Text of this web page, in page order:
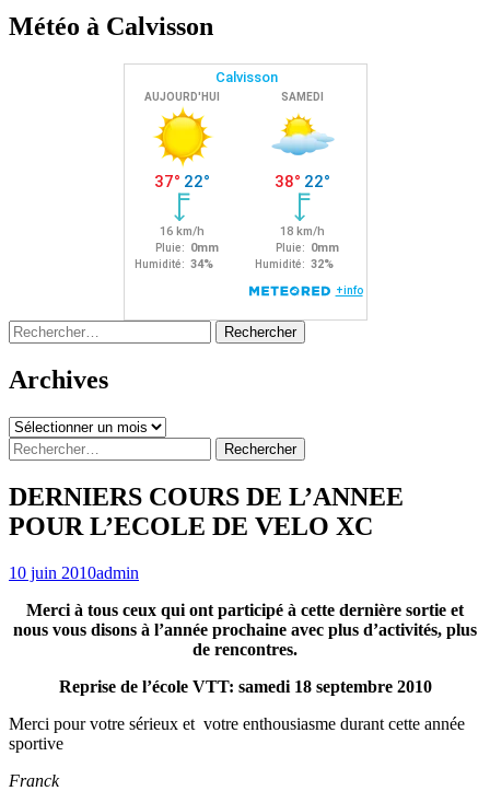
Météo à Calvisson
Rechercher :
Archives
Archives
Rechercher :
DERNIERS COURS DE L’ANNEE
POUR L’ECOLE DE VELO XC
10 juin 2010admin
Merci à tous ceux qui ont participé à cette dernière sortie et
nous vous disons à l’année prochaine avec plus d’activités, plus
de rencontres.
Reprise de l’école VTT: samedi 18 septembre 2010
Merci pour votre sérieux et votre enthousiasme durant cette année
sportive
Franck